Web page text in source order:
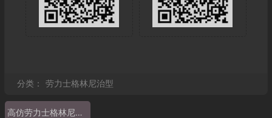
分类： 劳力士格林尼治型
高仿劳力士格林尼治金表 ew厂劳力士格林尼治全金色116718LN GMT